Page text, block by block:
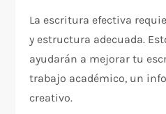
La escritura efectiva
y estructura adecuada.
ayudarán a mejorar tu
trabajo académico, un
creativo.